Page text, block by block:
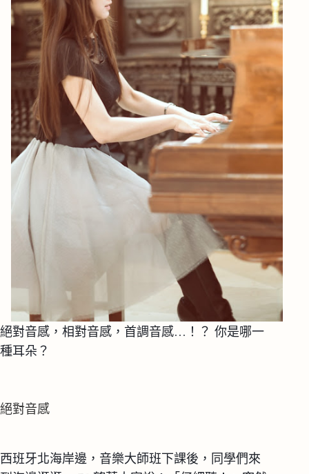
絕對音感，相對音感，首調音感…！？ 你是哪一
種耳朵？
絕對音感
西班牙北海岸邊，音樂大師班下課後，同學們來